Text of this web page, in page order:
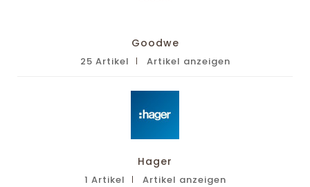
Goodwe
25 Artikel Artikel anzeigen
Hager
1 Artikel Artikel anzeigen